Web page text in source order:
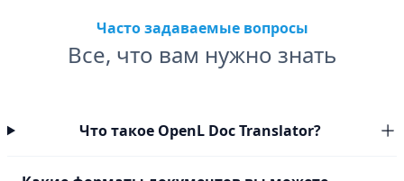
Часто задаваемые вопросы
Все, что вам нужно знать
Что такое OpenL Doc Translator?